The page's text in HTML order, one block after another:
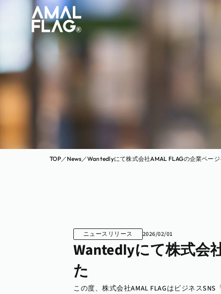
TOP／ News／Wantedlyにて株式会社AMAL FLAGの企業ペー
ニュースリリース 2026/02/01
Wantedlyにて株式会
た
この度、株式会社AMAL FLAGはビジネス